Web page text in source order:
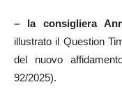
– la consigliera
illustrato il Question
del nuovo
92/2025).